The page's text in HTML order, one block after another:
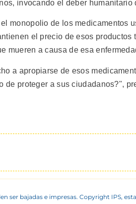
invocando el deber humanitario
monopolio de los medicamentos
el precio de esos productos
mueren a causa de esa
a apropiarse de esos
de proteger a sus ciudadanos?",
ser bajadas e impresas. Copyright IPS,